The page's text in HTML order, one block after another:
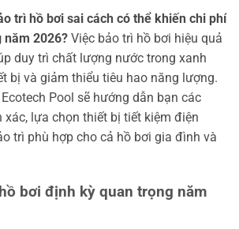
trì hồ bơi sai cách có thể khiến chi phí
năm 2026? Việc bảo trì hồ bơi hiệu quả
duy trì chất lượng nước trong xanh
bị và giảm thiểu tiêu hao năng lượng.
Pool sẽ hướng dẫn bạn các
xác, lựa chọn thiết bị tiết kiệm điện
trì phù hợp cho cả hồ bơi gia đình và
bơi định kỳ quan trọng năm